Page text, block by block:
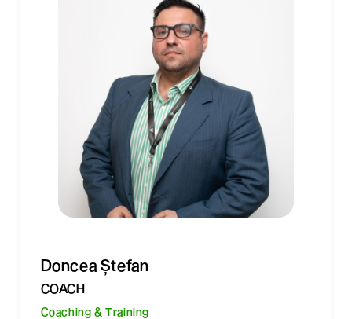
Doncea Ștefan
COACH
Coaching & Training